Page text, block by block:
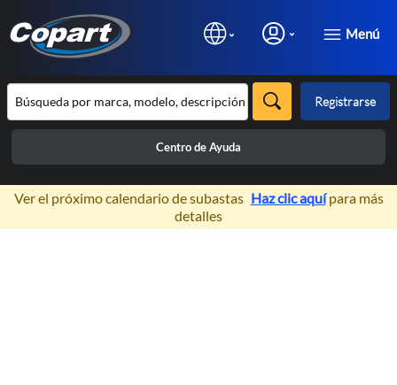
Menú
Registrarse
Centro de Ayuda
×
Ver el próximo calendario de subastas Haz clic aquípara más
detalles